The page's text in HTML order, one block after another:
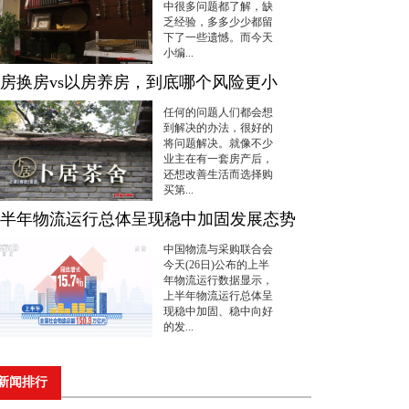
中很多问题都了解，缺
乏经验，多多少少都留
下了一些遗憾。而今天
小编...
换房vs以房养房，到底哪个风险更小
任何的问题人们都会想
到解决的办法，很好的
将问题解决。就像不少
业主在有一套房产后，
还想改善生活而选择购
买第...
年物流运行总体呈现稳中加固发展态势
中国物流与采购联合会
今天(26日)公布的上半
年物流运行数据显示，
上半年物流运行总体呈
现稳中加固、稳中向好
的发...
闻排行